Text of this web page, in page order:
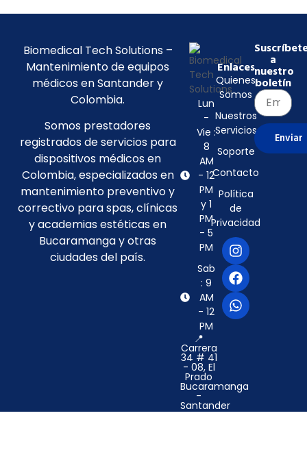
Biomedical Tech Solutions –
Mantenimiento de equipos
médicos en Santander y
Colombia.
Somos prestadores
registrados de servicios para
dispositivos médicos en
Colombia, especializados en
mantenimiento preventivo y
correctivo para spas, clínicas
y academias estéticas en
Bucaramanga y otras
ciudades del país.
Lun
-
Vie :
8
AM
- 12
PM
y 1
PM
- 5
PM
Sab
: 9
AM
- 12
PM
📍
Carrera
34 # 41
- 08, El
Prado
Bucaramanga
-
Santander
–
Enlaces
Quienes
Somos
Nuestros
Servicios
Soporte
Contacto
Política
de
Privacidad
a
nuestro
boletín
Enviar